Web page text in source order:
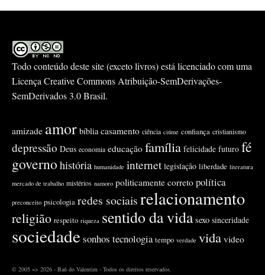
Todo conteúdo deste site (exceto livros) está licenciado com uma
LicençaCreative Commons Atribuição-SemDerivações-
SemDerivados 3.0 Brasil.
amizade amor bíblia casamento ciência ciúme confiança cristianismo
depressão Deus economia educação família felicidade futuro fé
governo história humanidade internet legislação liberdade literatura
mercado de trabalho mistérios namoro politicamente correto política
preconceito psicologia redes sociaisrelacionamento
religião respeito riqueza sentido da vida sexo sinceridade
sociedadesonhos tecnologia tempo verdade vida video
© 2005 ~> 2026 - Baú do Valentim - Todos os direitos reservados.